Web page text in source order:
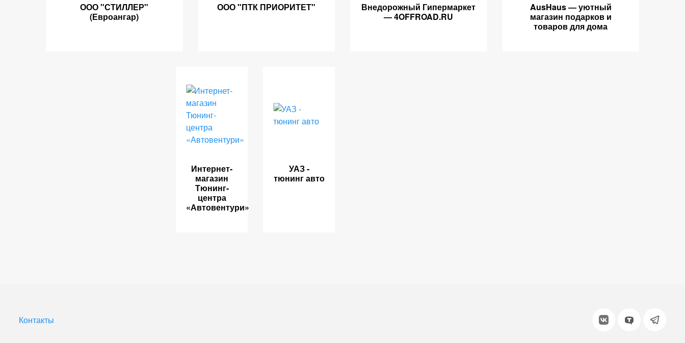
ООО "СТИЛЛЕР"
(Евроангар)
ООО "ПТК ПРИОРИТЕТ"
Внедорожный Гипермаркет
— 4OFFROAD.RU
AusHaus — уютный
магазин подарков и
товаров для дома
Интернет-
магазин
Тюнинг-
центра
«Автовентури»
УАЗ -
тюнинг авто
Контакты